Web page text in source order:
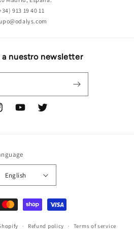
913 19 40 11
nuestro newsletter
YouTubeTwitter
English
Refund policy Terms of service